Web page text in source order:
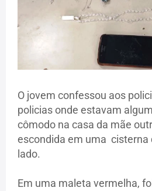
O jovem confessou aos
policias onde estavam
cômodo na casa da mãe
escondida em uma cisterna
lado.
Em uma maleta vermelha,